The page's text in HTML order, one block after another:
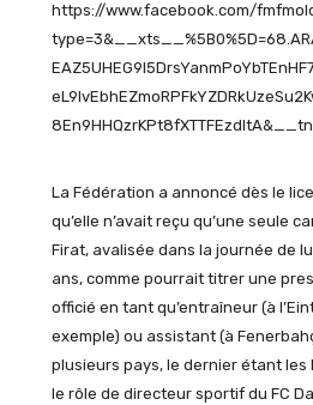
https://www.facebook.com/
La Fédération a annoncé dès le
qu’elle n’avait reçu qu’une seule
Firat, avalisée dans la journée de
ans, comme pourrait titrer une
officié en tant qu’entraîneur (à
exemple) ou assistant (à
plusieurs pays, le dernier étant les
le rôle de directeur sportif du FC